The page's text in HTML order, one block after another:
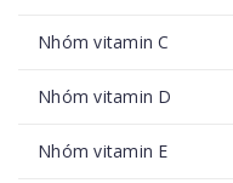
Nhóm vitamin C
Nhóm vitamin D
Nhóm vitamin E